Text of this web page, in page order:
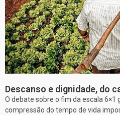
Descanso e dignidade, do
O debate sobre o fim da escala 6×1
compressão do tempo de vida